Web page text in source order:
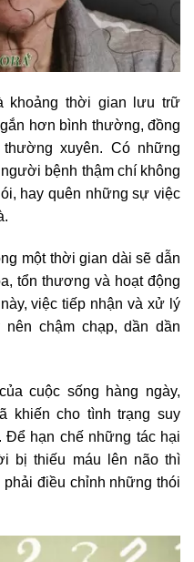
khoảng thời gian lưu trữ
hơn bình thường, đồng
xuyên. Có những
bệnh thậm chí không
hay quên những sự việc
một thời gian dài sẽ dẫn
tổn thương và hoạt động
việc tiếp nhận và xử lý
chậm chạp, dần dần
cuộc sống hàng ngày,
khiến cho tình trạng suy
Để hạn chế những tác hại
bị thiếu máu lên não thì
điều chỉnh những thói